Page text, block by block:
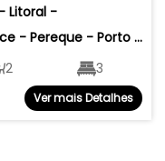
Litoral -
- Pereque - Porto
2 3
197.00m²
Ver mais Detalhes